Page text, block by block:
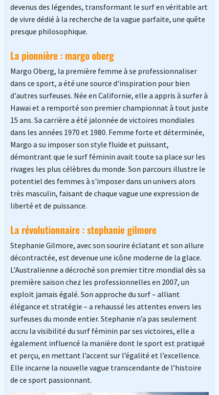
devenus des légendes, transformant le surf en véritable art
de vivre dédié à la recherche de la vague parfaite, une quête
presque philosophique.
La pionnière : margo oberg
Margo Oberg, la première femme à se professionnaliser
dans ce sport, a été une source d'inspiration pour bien
d'autres surfeuses. Née en Californie, elle a appris à surfer à
Hawaï et a remporté son premier championnat à tout juste
15 ans. Sa carrière a été jalonnée de victoires mondiales
dans les années 1970 et 1980. Femme forte et déterminée,
Margo a su imposer son style fluide et puissant,
démontrant que le surf féminin avait toute sa place sur les
rivages les plus célèbres du monde. Son parcours illustre le
potentiel des femmes à s'imposer dans un univers alors
très masculin, faisant de chaque vague une expression de
liberté et de puissance.
La révolutionnaire : stephanie gilmore
Stephanie Gilmore, avec son sourire éclatant et son allure
décontractée, est devenue une icône moderne de la glace.
L’Australienne a décroché son premier titre mondial dès sa
première saison chez les professionnelles en 2007, un
exploit jamais égalé. Son approche du surf – alliant
élégance et stratégie – a rehaussé les attentes envers les
surfeuses du monde entier. Stephanie n’a pas seulement
accru la visibilité du surf féminin par ses victoires, elle a
également influencé la manière dont le sport est pratiqué
et perçu, en mettant l’accent sur l’égalité et l’excellence.
Elle incarne la nouvelle vague transcendante de l’histoire
de ce sport passionnant.